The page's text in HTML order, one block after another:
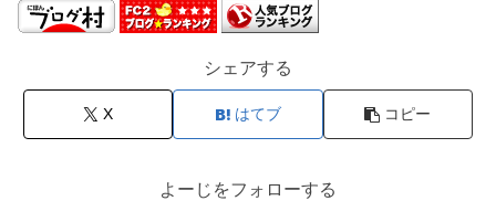
シェアする
X はてブ コピー
よーじをフォローする